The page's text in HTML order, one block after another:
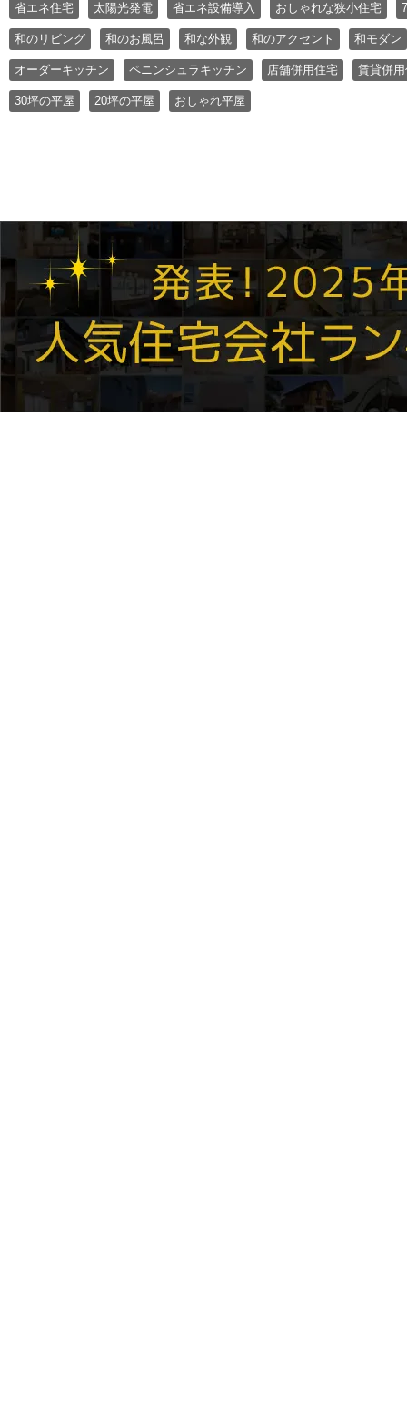
省エネ住宅 太陽光発電 省エネ設備導入 おしゃれな狭小住宅
和のリビング 和のお風呂 和な外観 和のアクセント 和モダン
オーダーキッチン ペニンシュラキッチン 店舗併用住宅 賃貸併
30坪の平屋 20坪の平屋 おしゃれ平屋